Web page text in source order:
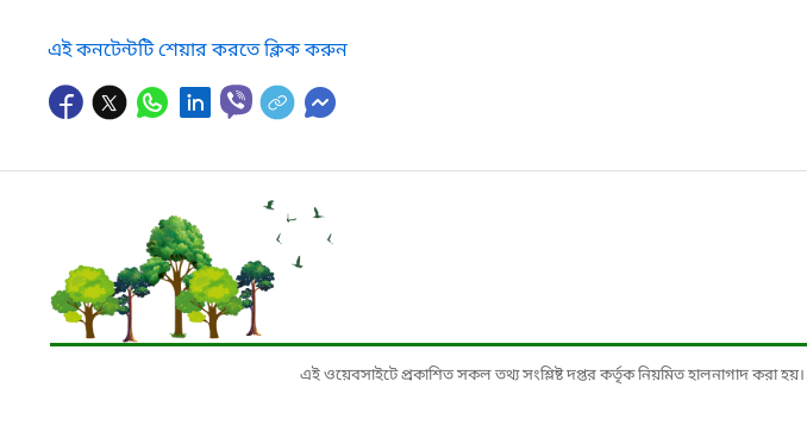
এই কনটেন্টটি শেয়ার করতে ক্লিক করুন
এই ওয়েবসাইটে প্রকাশিত সকল তথ্য সংশ্লিষ্ট দপ্তর কর্তৃক নিয়মিত হালনাগাদ করা হয়।